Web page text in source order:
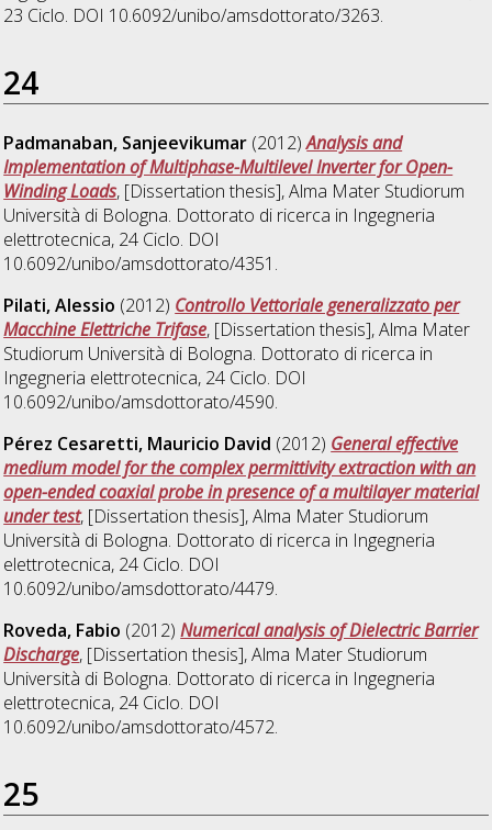
23 Ciclo. DOI 10.6092/unibo/amsdottorato/3263.
24
Padmanaban, Sanjeevikumar (2012)Analysis and
Implementation of Multiphase-Multilevel Inverter for Open-
Winding Loads, [Dissertation thesis], Alma Mater Studiorum
Università di Bologna. Dottorato di ricerca in Ingegneria
elettrotecnica, 24 Ciclo. DOI
10.6092/unibo/amsdottorato/4351.
Pilati, Alessio (2012) Controllo Vettoriale generalizzato per
Macchine Elettriche Trifase, [Dissertation thesis], Alma Mater
Studiorum Università di Bologna. Dottorato di ricerca in
Ingegneria elettrotecnica, 24 Ciclo. DOI
10.6092/unibo/amsdottorato/4590.
Pérez Cesaretti, Mauricio David (2012) General effective
medium model for the complex permittivity extraction with an
open-ended coaxial probe in presence of a multilayer material
under test, [Dissertation thesis], Alma Mater Studiorum
Università di Bologna. Dottorato di ricerca in Ingegneria
elettrotecnica, 24 Ciclo. DOI
10.6092/unibo/amsdottorato/4479.
Roveda, Fabio (2012)Numerical analysis of Dielectric Barrier
Discharge, [Dissertation thesis], Alma Mater Studiorum
Università di Bologna. Dottorato di ricerca in Ingegneria
elettrotecnica, 24 Ciclo. DOI
10.6092/unibo/amsdottorato/4572.
25